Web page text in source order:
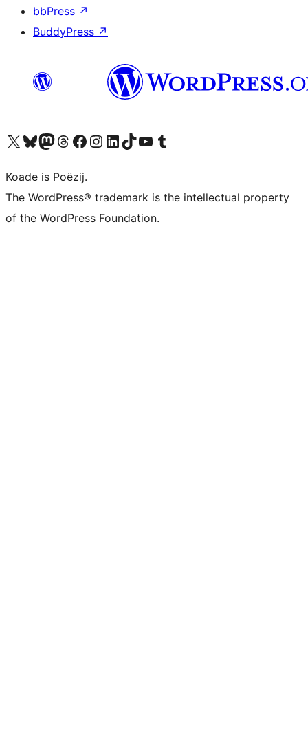
bbPress ↗
BuddyPress ↗
Visit our X (formerly Twitter) account
Visit our Bluesky account
Visit our Mastodon account
Visit our Threads account
Besykje ús Facebook sideBesykje ús Instagram-akkount
Besykje ús LinkedIn akkount
Visit our TikTok account
Visit our YouTube channel
Visit our Tumblr account
Koade is Poëzij.
The WordPress® trademark is the intellectual property
of the WordPress Foundation.